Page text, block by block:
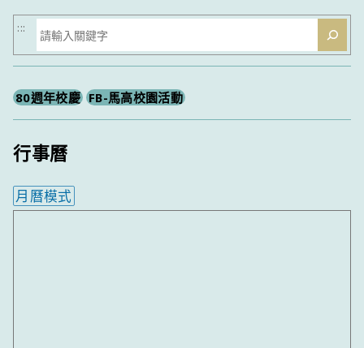
搜
尋
:::
80週年校慶 FB-馬高校園活動
行事曆
月曆模式